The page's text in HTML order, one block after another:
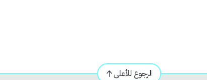
الرجوع للأعلى